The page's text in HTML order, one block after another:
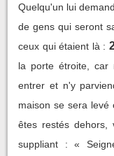
Quelqu'un lui
de gens qui seront
ceux qui étaient là :
la porte étroite, car
entrer et n'y
maison se sera
êtes restés
suppliant : «